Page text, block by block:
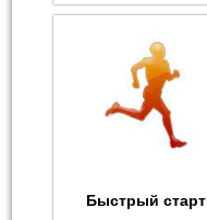
Быстрый старт